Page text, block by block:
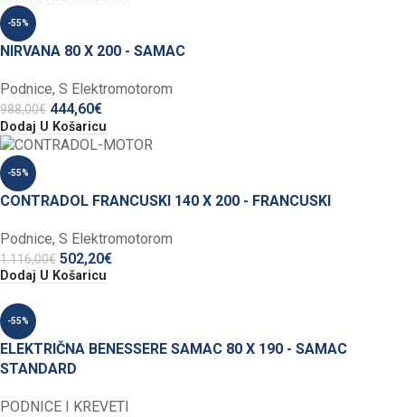
-55%
NIRVANA 80 X 200 - SAMAC
Podnice, S Elektromotorom
988,00€ 444,60€
Dodaj U Košaricu
-55%
CONTRADOL FRANCUSKI 140 X 200 - FRANCUSKI
Podnice, S Elektromotorom
1.116,00€ 502,20€
Dodaj U Košaricu
-55%
ELEKTRIČNA BENESSERE SAMAC 80 X 190 - SAMAC
STANDARD
PODNICE I KREVETI